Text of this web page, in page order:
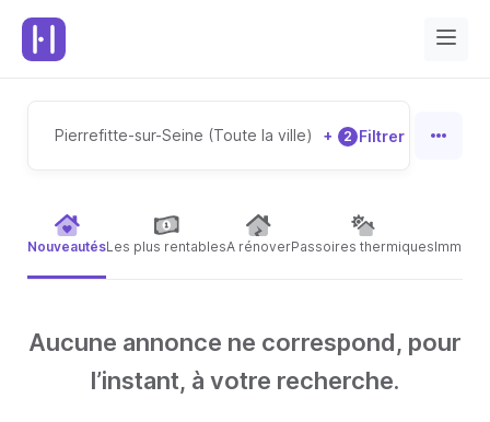
Pierrefitte-sur-Seine (Toute la ville) + 2 Filtrer
NouveautésLes plus rentablesA rénoverPassoires thermiques
Aucune annonce ne correspond, pour
l’instant, à votre recherche.